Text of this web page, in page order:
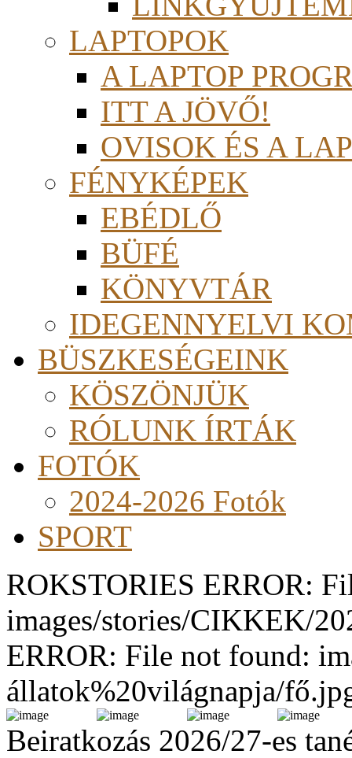
LAPTOPOK
A LAPTOP
ITT A JÖVŐ!
OVISOK ÉS A
FÉNYKÉPEK
EBÉDLŐ
BÜFÉ
KÖNYVTÁR
IDEGENNYELVI
BÜSZKESÉGEINK
KÖSZÖNJÜK
RÓLUNK ÍRTÁK
FOTÓK
2024-2026 Fotók
SPORT
ROKSTORIES ERROR:
images/stories/CIKKEK/
ERROR: File not found:
állatok%20világnapja/
Beiratkozás 2026/27-es